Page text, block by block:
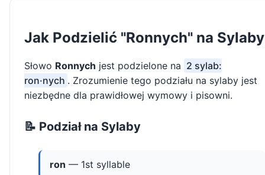
Jak Podzielić "Ronnych" na Sylaby
Słowo Ronnych jest podzielone na 2 sylab:
ron·nych . Zrozumienie tego podziału na sylaby jest
niezbędne dla prawidłowej wymowy i pisowni.
📝 Podział na Sylaby
ron — 1st syllable